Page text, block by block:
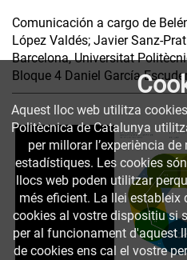
Comunicación a cargo de
López Valdés; Javier Sanz-
Barcelona, Universitat
Bloque 4 Daniel García-
Aquest lloc web utilitza
Politècnica de Catalunya
per millorar l’experiència
estadístiques. Les cookies
llocs web poden utilitzar
més eficient. La llei
cookies al vostre dispositiu si
per al funcionament d'aquest
de cookies ens cal el vostre